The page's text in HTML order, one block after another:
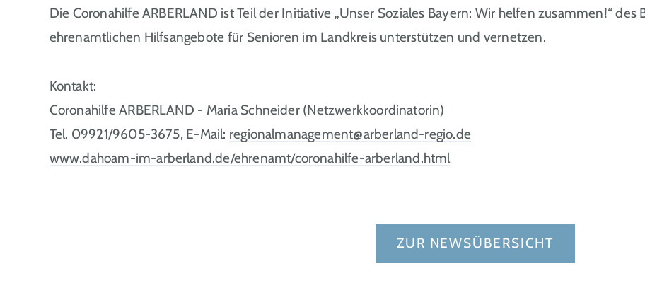
Die Coronahilfe ARBERLAND ist Teil der Initiative „Unser Soziales Bayern: Wir helfen zusammen!“
ehrenamtlichen Hilfsangebote für Senioren im Landkreis unterstützen und vernetzen.
Kontakt:
Coronahilfe ARBERLAND - Maria Schneider (Netzwerkkoordinatorin)
Tel. 09921/9605-3675, E-Mail: regionalmanagement@arberland-regio.de
www.dahoam-im-arberland.de/ehrenamt/coronahilfe-arberland.html
ZUR NEWSÜBERSICHT